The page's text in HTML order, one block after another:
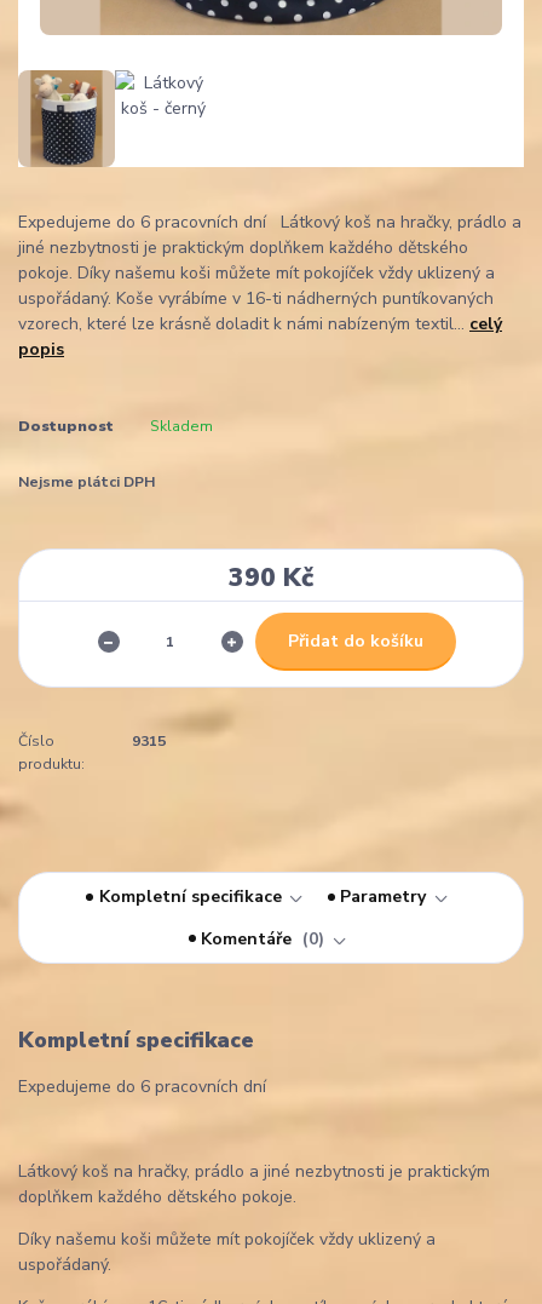
Expedujeme do 6 pracovních dní Látkový koš na hračky, prádlo a
jiné nezbytnosti je praktickým doplňkem každého dětského
pokoje. Díky našemu koši můžete mít pokojíček vždy uklizený a
uspořádaný. Koše vyrábíme v 16-ti nádherných puntíkovaných
vzorech, které lze krásně doladit k námi nabízeným textil... celý
popis
Dostupnost Skladem
Nejsme plátci DPH
390 Kč
Přidat do košíku
Číslo
produktu:
9315
Kompletní specifikace
Parametry
Komentáře
0
Kompletní specifikace
Expedujeme do 6 pracovních dní
Látkový koš na hračky, prádlo a jiné nezbytnosti je praktickým
doplňkem každého dětského pokoje.
Díky našemu koši můžete mít pokojíček vždy uklizený a
uspořádaný.